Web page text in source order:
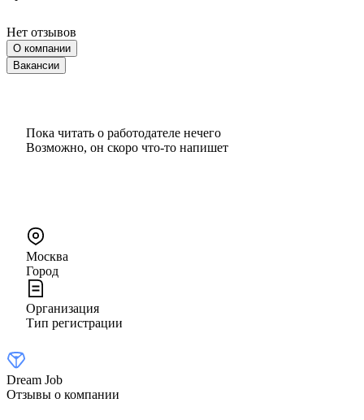
Нет отзывов
О компании
Вакансии
Пока читать о работодателе нечего
Возможно, он скоро что‑то напишет
Москва
Город
Организация
Тип регистрации
Dream Job
Отзывы о компании